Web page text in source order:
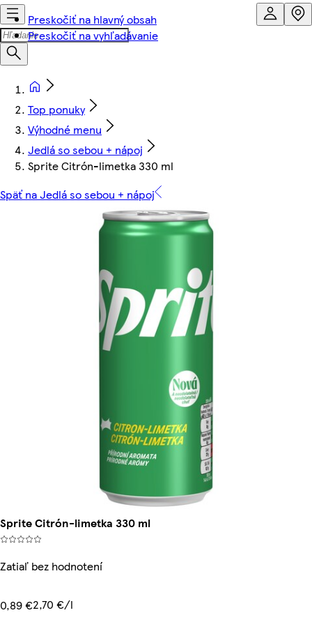
Preskočiť na hlavný obsah
Preskočiť na vyhľadávanie
Top ponuky
Výhodné menu
Jedlá so sebou + nápoj
Sprite Citrón-limetka 330 ml
Späť na Jedlá so sebou + nápoj
Sprite Citrón-limetka 330 ml
Zatiaľ bez hodnotení
0,89 €2,70 €/l